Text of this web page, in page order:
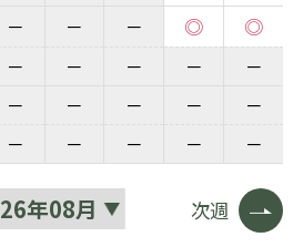
－ － － ◎ ◎
－ － － －
－
－ － － －
－
－ － － － －
次週